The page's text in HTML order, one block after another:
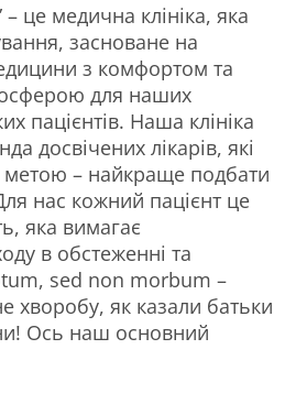
– це медична клініка, яка
засноване на
з комфортом та
для наших
пацієнтів. Наша клініка
досвічених лікарів, які
метою – найкраще подбати
нас кожний пацієнт це
яка вимагає
в обстеженні та
sed non morbum –
хворобу, як казали батьки
Ось наш основний